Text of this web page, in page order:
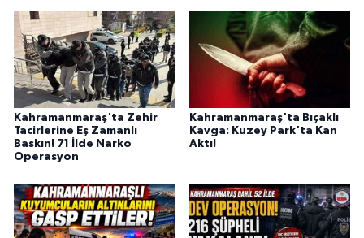
Kahramanmaraş'ta Zehir
Tacirlerine Eş Zamanlı
Baskın! 71 İlde Narko
Operasyon
Kahramanmaraş'ta Bıçaklı
Kavga: Kuzey Park'ta Kan
Aktı!
OTOMOBİL
MİZAH
TARİH
Genel
Politika
YEREL